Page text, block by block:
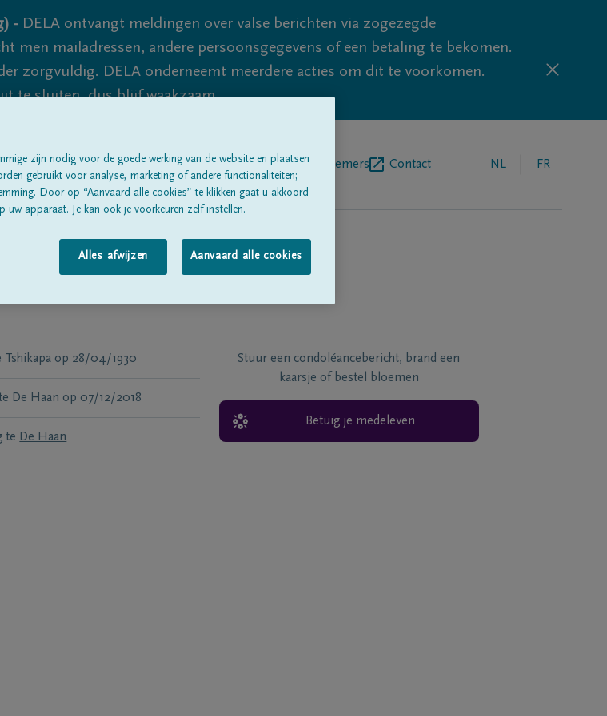
- DELA ontvangt meldingen over valse berichten via zogezegde
men mailadressen, andere persoonsgegevens of een betaling te bekomen.
zorgvuldig. DELA onderneemt meerdere acties om dit te voorkomen.
te sluiten, dus blijf waakzaam.
Alle rouwberichtenOver onsBegrafenisondernemers Contact NL FR
Tshikapa op 28/04/1930
De Haan op 07/12/2018
te De Haan
Stuur een condoléancebericht, brand een
kaarsje of bestel bloemen
Betuig je medeleven
zijn nodig voor de goede werking van de website en plaatsen
gebruikt voor analyse, marketing of andere functionaliteiten;
Door op “Aanvaard alle cookies” te klikken gaat u akkoord
apparaat. Je kan ook je voorkeuren zelf instellen.
Alles afwijzen Aanvaard alle cookies